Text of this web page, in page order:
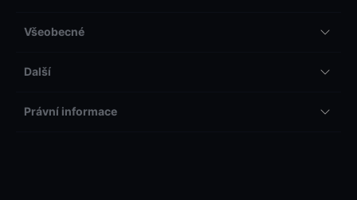
Všeobecné
Další
Právní informace